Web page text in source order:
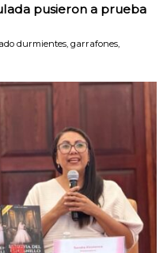
pusieron a prueba
durmientes, garrafones,